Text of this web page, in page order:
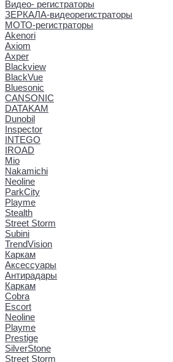
Видео- регистраторы
ЗЕРКАЛА-видеорегистраторы
МОТО-регистраторы
Akenori
Axiom
Axper
Blackview
BlackVue
Bluesonic
CANSONIC
DATAKAM
Dunobil
Inspector
INTEGO
IROAD
Mio
Nakamichi
Neoline
ParkCity
Playme
Stealth
Street Storm
Subini
TrendVision
Каркам
Аксессуары
Антирадары
Каркам
Cobra
Escort
Neoline
Playme
Prestige
SilverStone
Street Storm